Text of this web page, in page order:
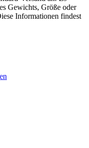
Gewichts, Größe oder
Informationen findest